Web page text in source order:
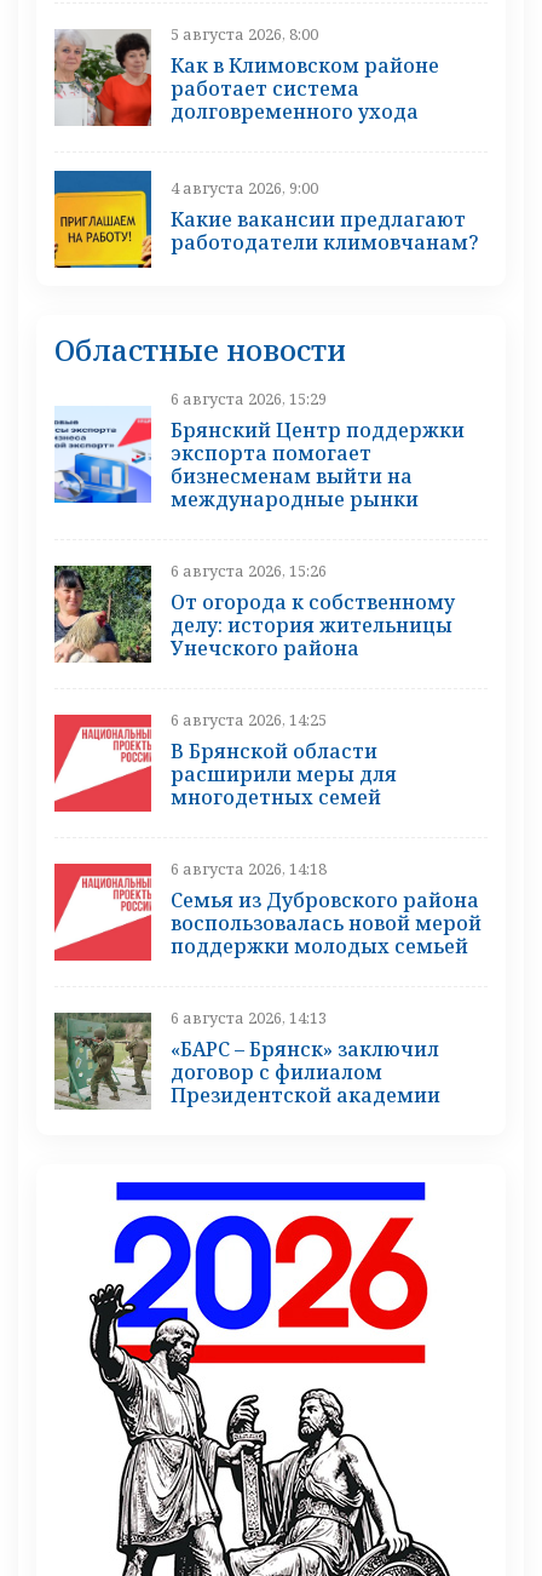
5 августа 2026, 8:00
Как в Климовском районе
работает система
долговременного ухода
4 августа 2026, 9:00
Какие вакансии предлагают
работодатели климовчанам?
Областные новости
6 августа 2026, 15:29
Брянский Центр поддержки
экспорта помогает
бизнесменам выйти на
международные рынки
6 августа 2026, 15:26
От огорода к собственному
делу: история жительницы
Унечского района
6 августа 2026, 14:25
В Брянской области
расширили меры для
многодетных семей
6 августа 2026, 14:18
Семья из Дубровского района
воспользовалась новой мерой
поддержки молодых семьей
6 августа 2026, 14:13
«БАРС – Брянск» заключил
договор с филиалом
Президентской академии